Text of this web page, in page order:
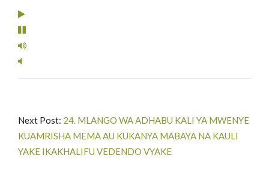
Next Post: 24. MLANGO WA ADHABU KALI YA MWENYE
KUAMRISHA MEMA AU KUKANYA MABAYA NA KAULI
YAKE IKAKHALIFU VEDENDO VYAKE